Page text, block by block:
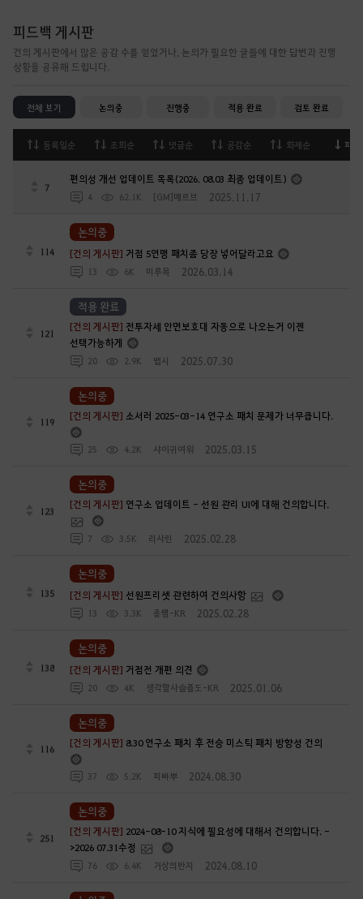
피드백 게시판
건의 게시판에서 많은 공감 수를 얻었거나, 논의가 필요한 글들에 대한 답변과 진행
상황을 공유해 드립니다.
전체 보기 논의중 진행중 적용 완료 검토 완료
등록일순 조회순 댓글순 공감순 화제순 피
7
편의성 개선 업데이트 목록(2026. 08.03 최종 업데이트)
4 62.1K [GM]메르브 2025.11.17
114 [건의 게시판] 거점 5연맹 패치좀 당장 넣어달라고요
13 6K 미루목 2026.03.14
논의중
121
[건의 게시판] 전투자세 안면보호대 자동으로 나오는거 이젠
선택가능하게
20 2.9K 맵시 2025.07.30
적용 완료
119 [건의 게시판]소서러 2025-03-14 연구소 패치 문제가 너무큽니다.
25 4.2K 샤이귀여워 2025.03.15
논의중
123
[건의 게시판] 연구소 업데이트 - 선원 관리 UI에 대해 건의합니다.
7 3.5K 리사린 2025.02.28
논의중
135 [건의 게시판]선원프리셋 관련하여 건의사항
13 3.3K 좀썜-KR 2025.02.28
논의중
138 [건의 게시판] 거점전 개편 의견
20 4K 생각할사슬플도-KR 2025.01.06
논의중
116 [건의 게시판] 8.30 연구소 패치 후 전승 미스틱 패치 방향성 건의
37 5.2K 피빠뿌 2024.08.30
논의중
251
[건의 게시판] 2024-08-10 지식에 필요성에 대해서 건의합니다. -
>2026 07.31수정
76 6.4K 거상의반지 2024.08.10
논의중